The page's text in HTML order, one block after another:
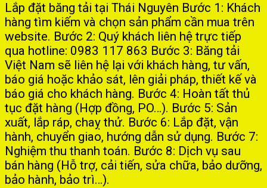
Lắp đặt băng tải tại Thái Nguyên Bước 1: Khách
hàng tìm kiếm và chọn sản phẩm cần mua trên
website. Bước 2: Quý khách liên hệ trực tiếp
qua hotline: 0983 117 863 Bước 3: Băng tải
Việt Nam sẽ liên hệ lại với khách hàng, tư vấn,
báo giá hoặc khảo sát, lên giải pháp, thiết kế và
báo giá cho khách hàng. Bước 4: Hoàn tất thủ
tục đặt hàng (Hợp đồng, PO…). Bước 5: Sản
xuất, lắp ráp, chaỵ thử. Bước 6: Lắp đặt, vận
hành, chuyển giao, hướng dẫn sử dụng. Bước 7:
Nghiệm thu thanh toán. Bước 8: Dịch vụ sau
bán hàng (Hỗ trợ, cải tiến, sửa chữa, bảo dưỡng,
bảo hành, bảo trì…).